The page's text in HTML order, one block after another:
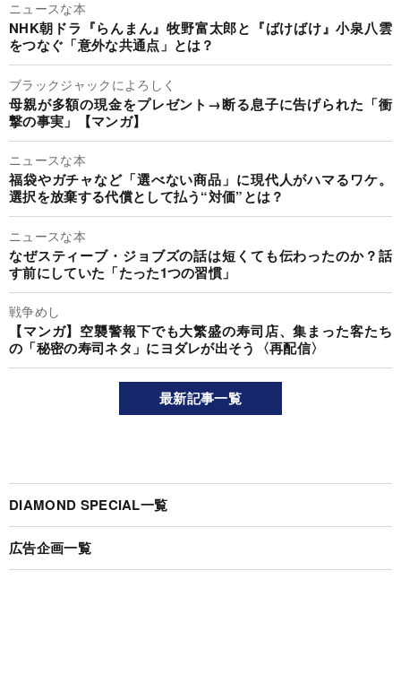
ニュースな本
NHK朝ドラ『らんまん』牧野富太郎と『ばけばけ』小泉八雲
をつなぐ「意外な共通点」とは？
ブラックジャックによろしく
母親が多額の現金をプレゼント→断る息子に告げられた「衝
撃の事実」【マンガ】
ニュースな本
福袋やガチャなど「選べない商品」に現代人がハマるワケ。
選択を放棄する代償として払う“対価”とは？
ニュースな本
なぜスティーブ・ジョブズの話は短くても伝わったのか？話
す前にしていた「たった1つの習慣」
戦争めし
【マンガ】空襲警報下でも大繁盛の寿司店、集まった客たち
の「秘密の寿司ネタ」にヨダレが出そう〈再配信〉
最新記事一覧
DIAMOND SPECIAL一覧
広告企画一覧